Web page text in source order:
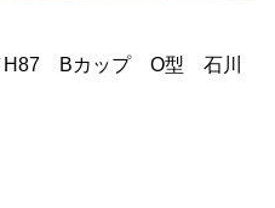
Bカップ O型 石川